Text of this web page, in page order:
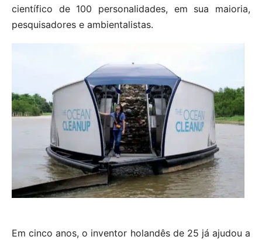
científico de 100 personalidades, em sua maioria,
pesquisadores e ambientalistas.
Em cinco anos, o inventor holandês de 25 já ajudou a